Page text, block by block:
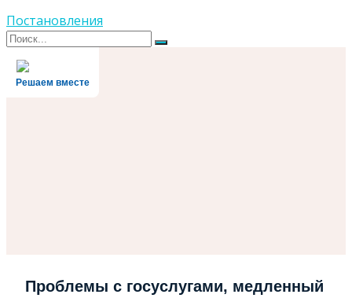
Постановления
Поиск
Поиск
Решаем вместе
Проблемы с госуслугами, медленный